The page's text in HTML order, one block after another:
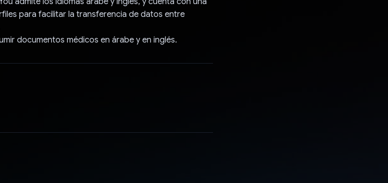
para facilitar la transferencia de datos entre
documentos médicos en árabe y en inglés.